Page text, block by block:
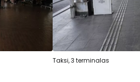
Taksi, 3 terminalas